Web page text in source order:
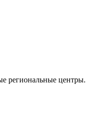
региональные центры.